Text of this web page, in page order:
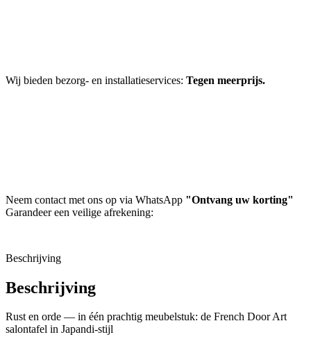
Wij bieden bezorg- en installatieservices: Tegen meerprijs.
Neem contact met ons op via WhatsApp "Ontvang uw korting"
Garandeer een veilige afrekening:
Beschrijving
Beschrijving
Rust en orde — in één prachtig meubelstuk: de French Door Art
salontafel in Japandi‑stijl